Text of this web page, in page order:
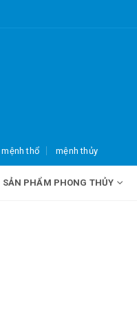
mệnh thổ mệnh thủy
SẢN PHẨM PHONG THỦY